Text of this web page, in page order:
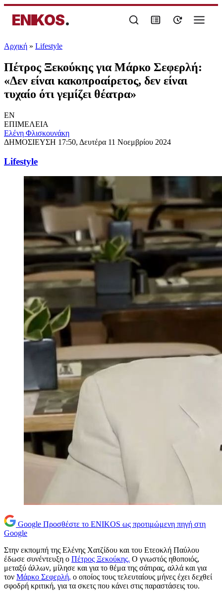
ENIKOS.
Αρχική » Lifestyle
Πέτρος Ξεκούκης για Μάρκο Σεφερλή:
«Δεν είναι κακοπροαίρετος, δεν είναι
τυχαίο ότι γεμίζει θέατρα»
EN
ΕΠΙΜΕΛΕΙΑ
Ελένη Φλισκουνάκη
ΔΗΜΟΣΙΕΥΣΗ 17:50, Δευτέρα 11 Νοεμβρίου 2024
Lifestyle
Google Προσθέστε το ENIKOS ως προτιμώμενη πηγή στη
Google
Στην εκπομπή της Ελένης Χατζίδου και του Ετεοκλή Παύλου
έδωσε συνέντευξη ο Πέτρος Ξεκούκης. Ο γνωστός ηθοποιός,
μεταξύ άλλων, μίλησε και για το θέμα της σάτιρας, αλλά και για
τον Μάρκο Σεφερλή, ο οποίος τους τελευταίους μήνες έχει δεχθεί
σφοδρή κριτική, για τα σκετς που κάνει στις παραστάσεις του.